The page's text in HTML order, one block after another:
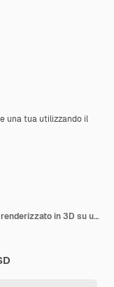
una tua utilizzando il
Icona del pulsante di spunta di corallo renderizzato in 3D su uno sfondo trasparente